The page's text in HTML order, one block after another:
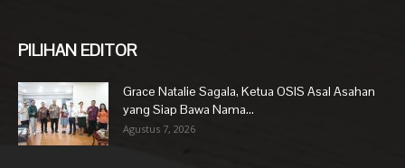
PILIHAN EDITOR
Grace Natalie Sagala, Ketua OSIS Asal Asahan
yang Siap Bawa Nama...
Agustus 7, 2026